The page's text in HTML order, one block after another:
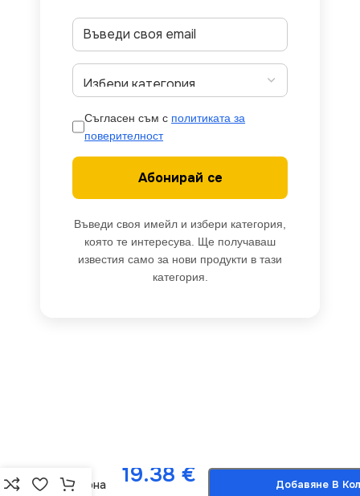
Съгласен съм с политиката за
поверителност
Абонирай се
Въведи своя имейл и избери категория,
която те интересува. Ще получаваш
известия само за нови продукти в тази
категория.
сребърна
19.38 € Добавяне В